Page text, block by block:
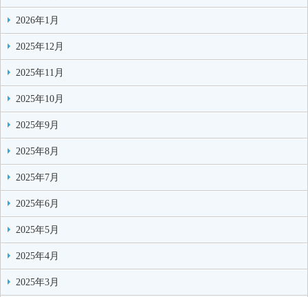
2026年1月
2025年12月
2025年11月
2025年10月
2025年9月
2025年8月
2025年7月
2025年6月
2025年5月
2025年4月
2025年3月